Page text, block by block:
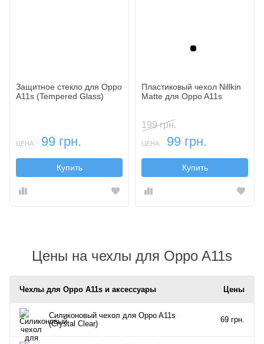
Защитное стекло для Oppo
A11s (Tempered Glass)
ЦЕНА: 99 грн.
Купить
Черный
Пластиковый чехол Nillkin
Matte для Oppo A11s
199 грн.
ЦЕНА: 99 грн.
Купить
Цены на чехлы для Oppo A11s
Чехлы для Oppo A11s и аксессуары Цены
Силиконовый чехол для Oppo A11s
(Crystal Clear)
69 грн.